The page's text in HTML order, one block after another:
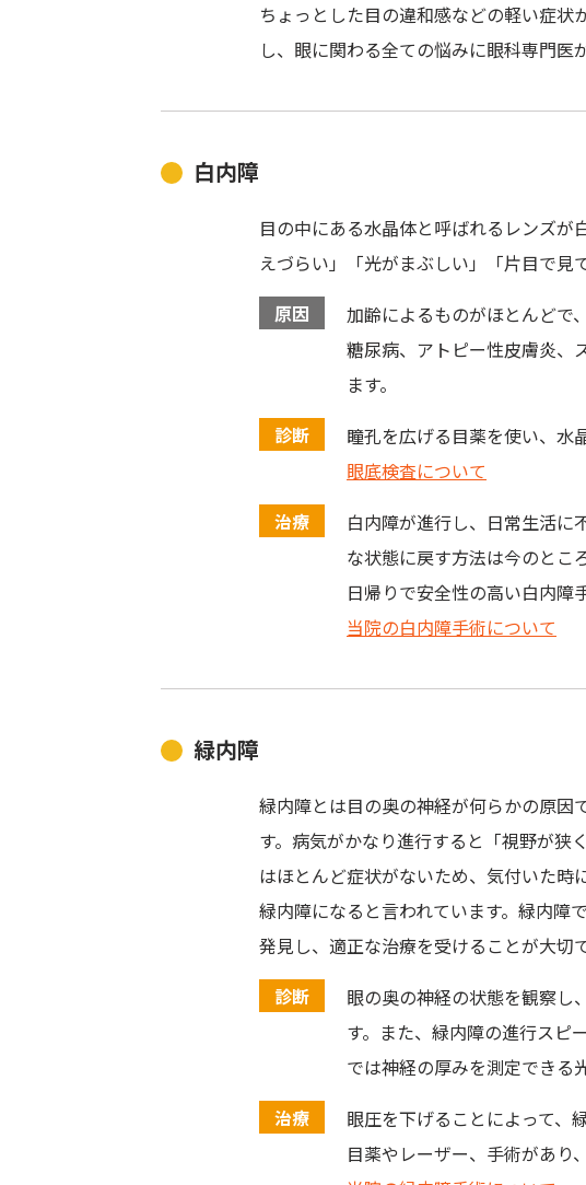
ちょっとした目の違和感などの軽い症
し、眼に関わる全ての悩みに眼科専門医
白内障
目の中にある水晶体と呼ばれるレンズが
えづらい」「光がまぶしい」「片目で見
原因
加齢によるものがほとんどで
糖尿病、アトピー性皮膚炎、
ます。
診断
瞳孔を広げる目薬を使い、水
眼底検査について
治療
白内障が進行し、日常生活に
な状態に戻す方法は今のとこ
日帰りで安全性の高い白内障
当院の白内障手術について
緑内障
緑内障とは目の奥の神経が何らかの原因
す。病気がかなり進行すると「視野が狭
はほとんど症状がないため、気付いた
緑内障になると言われています。緑内障
発見し、適正な治療を受けることが大切で
診断
眼の奥の神経の状態を観察し
す。また、緑内障の進行スピ
では神経の厚みを測定できる
治療
眼圧を下げることによって、
目薬やレーザー、手術があり